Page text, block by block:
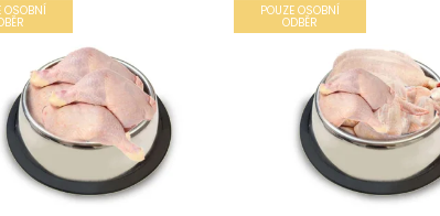
OSOBNÍ POUZE OSOBNÍ
ODBĚR